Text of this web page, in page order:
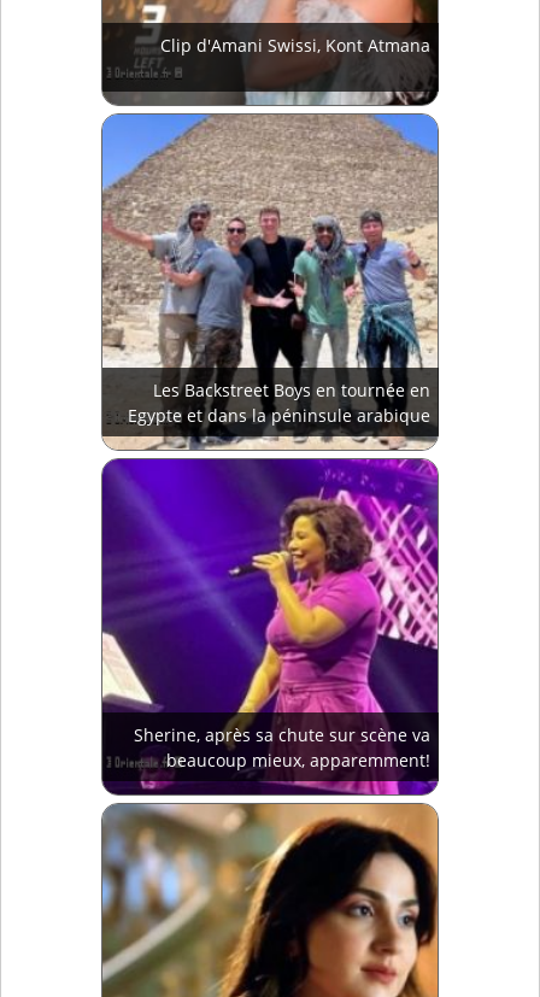
Clip d'Amani Swissi, Kont Atmana
Les Backstreet Boys en tournée en
Egypte et dans la péninsule arabique
Sherine, après sa chute sur scène va
beaucoup mieux, apparemment!